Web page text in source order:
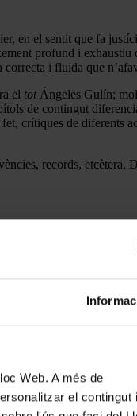
Web. A més de
el contingut
en el sentit que fa
profund i
i fluida que
el totÁngeles Gulín;
de contingut
crítiques de diferents
records, etcètera.